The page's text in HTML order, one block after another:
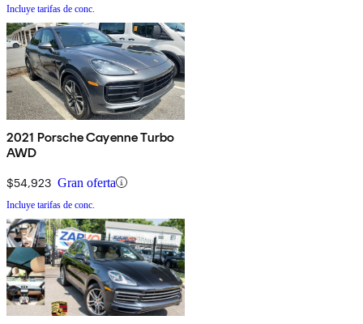
Incluye tarifas de conc.
2021 Porsche Cayenne Turbo
AWD
$54,923 Gran oferta
Incluye tarifas de conc.